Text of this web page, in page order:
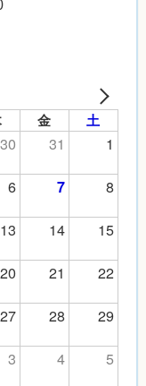
金 土
30 31
1
6 7
8
13 14
15
20 21
22
27 28
29
3 4 5